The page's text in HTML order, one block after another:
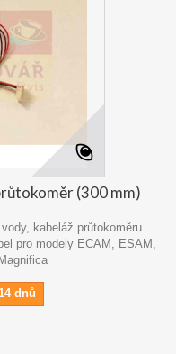
(300 mm)
kabeláž průtokoměru
pro modely ECAM, ESAM,
dnů